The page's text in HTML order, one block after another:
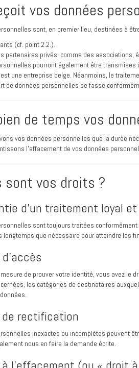
vos données
sont, en premier lieu, destinées à
(cf. point 2.2.).
partenaires privés, comme des
pourront également être
une entreprise belge. Néanmoins, le
de données personnelles se fasse
de temps vos
vos données personnelles que la durée
l'effacement de vos données
sont vos droits ?
d’un traitement loyal
sont toujours traitées
longtemps que nécessaire pour atteindre les
de prouver votre identité, vous avez le
les catégories de destinataires
de rectification
inexactes ou incomplètes peuvent
nous en faire la demande écrite.